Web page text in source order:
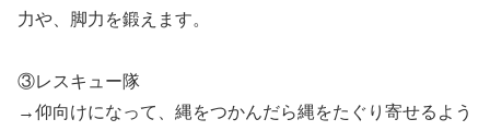
力や、脚力を鍛えます。
③レスキュー隊
→仰向けになって、縄をつかんだら縄をたぐり寄せるよう